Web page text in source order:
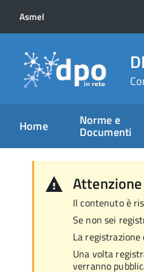
Asmel
Home Norme e
Documenti
Attenzione
Il contenuto è
Se non sei
La
Una volta
verranno